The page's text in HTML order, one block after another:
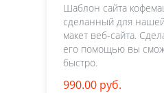
Шаблон сайта
сделанный для
макет веб-сайта.
его помощью вы
быстро.
990.00 руб.